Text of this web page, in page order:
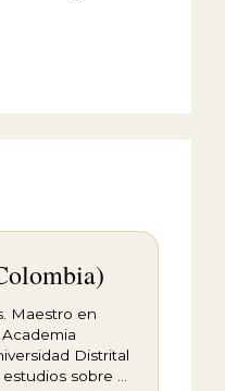
Maestro en
Distrital
sobre el